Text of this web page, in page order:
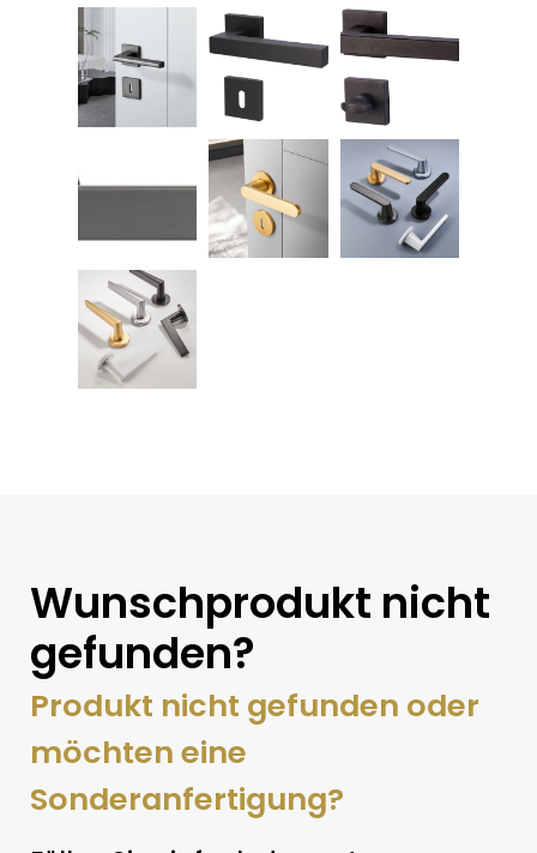
Wunschprodukt nicht
gefunden?
Produkt nicht gefunden oder
möchten eine
Sonderanfertigung?